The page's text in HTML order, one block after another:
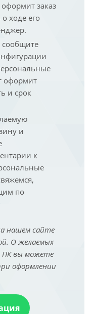
заказ
ходе его
сообщите
оформит
и срок
и
к
по
нашем сайте
О желаемых
ПК вы можете
оформлении